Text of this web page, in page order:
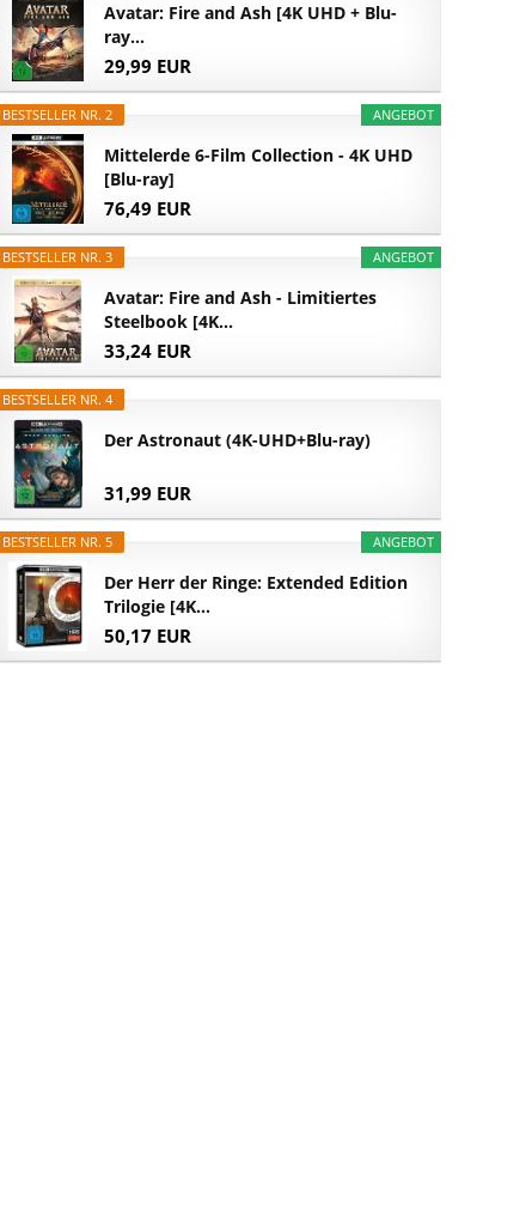
Avatar: Fire and Ash [4K UHD + Blu-
ray...
29,99 EUR
ANGEBOT
BESTSELLER NR. 2
Mittelerde 6-Film Collection - 4K UHD
[Blu-ray]
76,49 EUR
ANGEBOT
BESTSELLER NR. 3
Avatar: Fire and Ash - Limitiertes
Steelbook [4K...
33,24 EUR
BESTSELLER NR. 4
Der Astronaut (4K-UHD+Blu-ray)
31,99 EUR
ANGEBOT
BESTSELLER NR. 5
Der Herr der Ringe: Extended Edition
Trilogie [4K...
50,17 EUR